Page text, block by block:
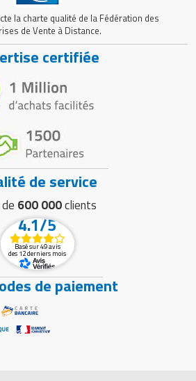
la charte qualité de la Fédération des
de Vente à Distance.
certifiée
de service
600 000clients
4.1/5
Basé sur 49 avis
des 12 derniers mois
de paiement